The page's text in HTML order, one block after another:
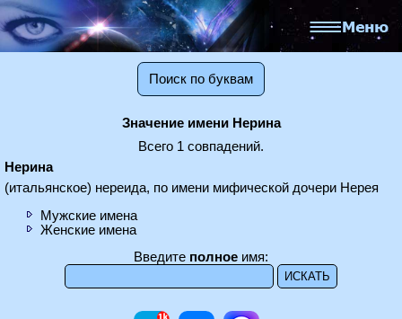
Поиск по буквам
Значение имени Нерина
Всего 1 совпадений.
Нерина
(итальянское) нереида, по имени мифической дочери Нерея
Мужские имена
Женские имена
Введите полное имя: